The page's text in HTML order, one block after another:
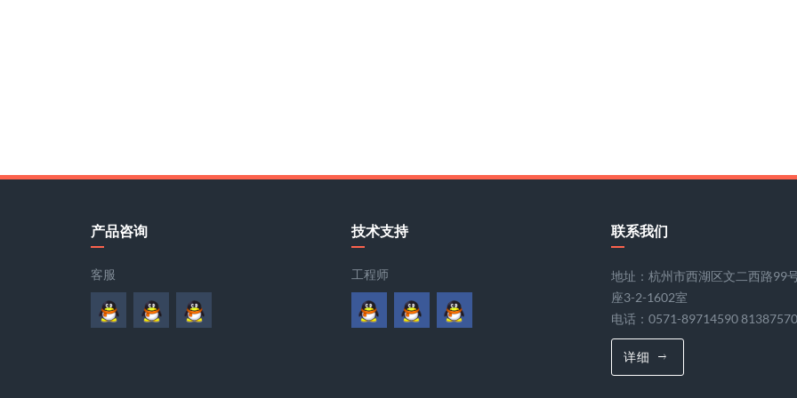
产品咨询
客服
技术支持
工程师
联系我们
地址：杭州市西湖区文二西路99
座3-2-1602室
电话：0571-89714590 81387570
详细